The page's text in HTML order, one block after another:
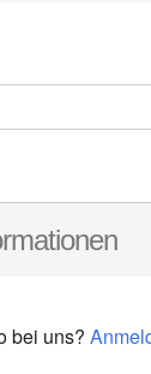
bei uns?